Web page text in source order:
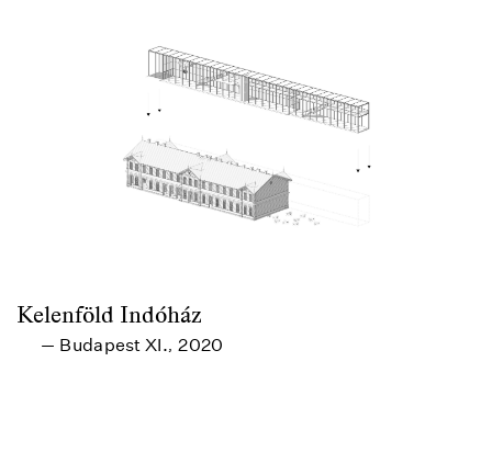
Kelenföld Indóház
— Budapest XI., 2020